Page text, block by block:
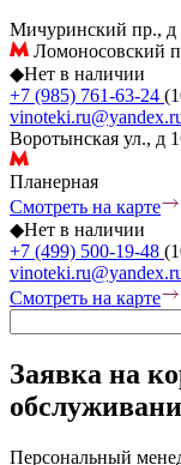
Мичуринский пр., д
Ломоносовский
◆Нет в наличии
+7 (985) 761-63-24
Воротынская ул., д
Планерная
Смотреть на карте
◆Нет в наличии
+7 (499) 500-19-48
Смотреть на карте
Заявка на
Персональный